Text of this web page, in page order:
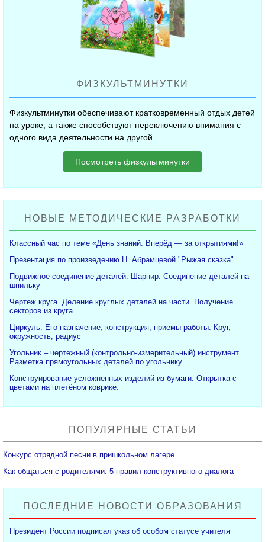
ФИЗКУЛЬТМИНУТКИ
Физкультминутки обеспечивают кратковременный отдых детей
на уроке, а также способствуют переключению внимания с
одного вида деятельности на другой.
Посмотреть физкультминутки
НОВЫЕ МЕТОДИЧЕСКИЕ РАЗРАБОТКИ
Классный час по теме «День знаний. Вперёд — за открытиями!»
Презентация по произведению Н. Абрамцевой "Рыжая сказка"
Подвижное соединение деталей. Шарнир. Соединение деталей на
шпильку
Чертеж круга. Деление круглых деталей на части. Получение
секторов из круга
Циркуль. Его назначение, конструкция, приемы работы. Круг,
окружность, радиус
Угольник – чертежный (контрольно-измерительный) инструмент.
Разметка прямоугольных деталей по угольнику
Конструирование усложненных изделий из бумаги. Открытка с
цветами на плетёном коврике.
ПОПУЛЯРНЫЕ СТАТЬИ
Конкурс отрядной песни в пришкольном лагере
Как общаться с родителями: 5 правил конструктивного диалога
ПОСЛЕДНИЕ НОВОСТИ ОБРАЗОВАНИЯ
Президент России подписал указ об особом статусе учителя